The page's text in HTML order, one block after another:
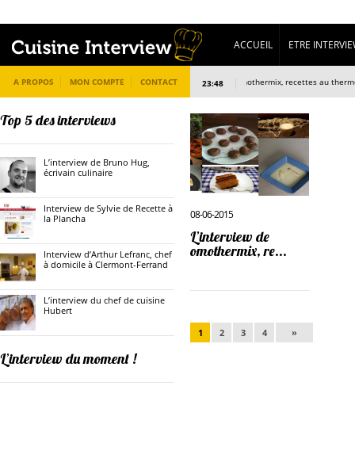
ACCUEIL ETRE
A PROPOS MON COMPTE CONTACT 23:48
L’interview de omothermix, recettes au thermomix
Top 5 des interviews
L’interview de Bruno Hug,
écrivain culinaire
Interview de Sylvie de Recette à
la Plancha
Interview d’Arthur Lefranc, chef
à domicile à Clermont-Ferrand
L’interview du chef de cuisine
Hubert
L’interview du moment !
08-06-2015
L’interview de
omothermix, re...
1 2 3 4 »